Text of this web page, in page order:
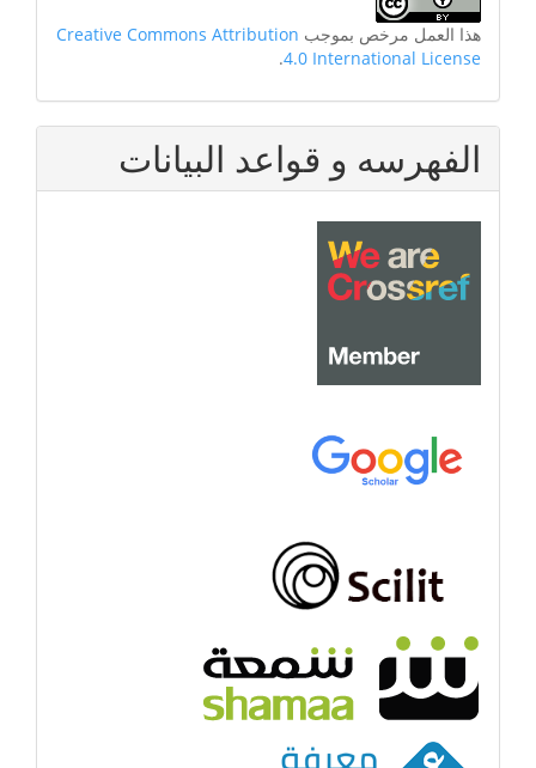
هذا العمل مرخص بموجب Creative Commons Attribution
4.0 International License
.
الفهرسه و قواعد البيانات